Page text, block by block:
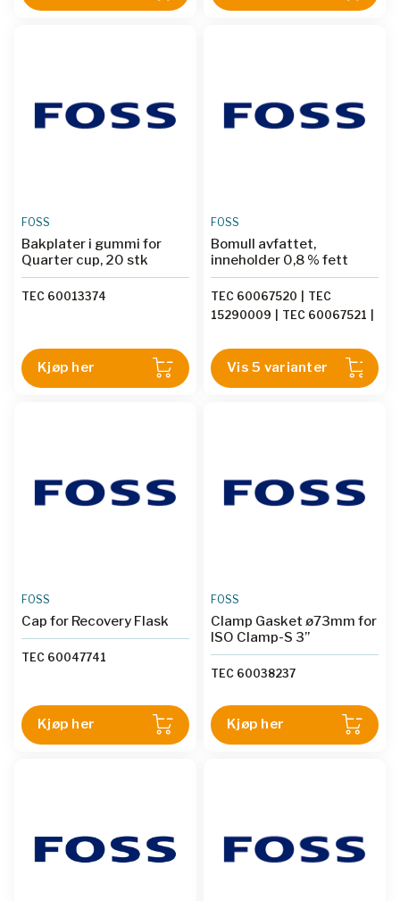
FOSS
Bakplater i gummi for
Quarter cup, 20 stk
TEC 60013374
Kjøp her
FOSS
Bomull avfattet,
inneholder 0,8 % fett
TEC 60067520
TEC
15290009
TEC 60067521
60067522
Vis 5 varianter
FOSS
Cap for Recovery Flask
TEC 60047741
Kjøp her
FOSS
Clamp Gasket ø73mm for
ISO Clamp-S 3”
TEC 60038237
Kjøp her